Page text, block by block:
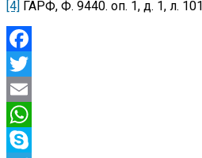
[4] ГАРФ, Ф. 9440. оп. 1, д. 1, л.
Facebook
Twitter
Email
WhatsApp